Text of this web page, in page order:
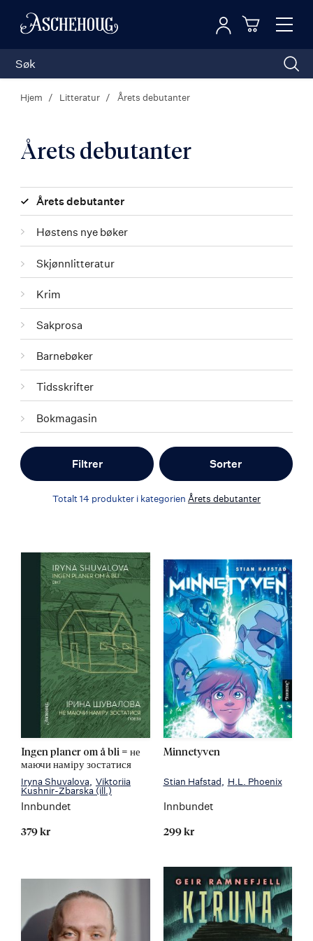
Toggle
Logg inn
Hjem Litteratur Årets debutanter
Årets debutanter
Kategorier
Årets debutanter
Høstens nye bøker
Skjønnlitteratur
Krim
Sakprosa
Barnebøker
Tidsskrifter
Bokmagasin
Filtrer Sorter
Totalt 14 produkter i kategorien Årets debutanter
Ingen planer om å bli = не
маючи наміру зостатися
Iryna Shuvalova
Viktoriia
Kushnir-Zbarska (ill.)
Innbundet
379 kr
Minnetyven
Stian Hafstad H.L. Phoenix
Innbundet
299 kr